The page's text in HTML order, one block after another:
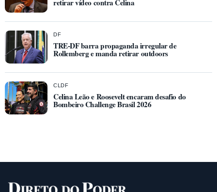
retirar vídeo contra Celina
DF
TRE-DF barra propaganda irregular de
Rollemberg e manda retirar outdoors
CLDF
Celina Leão e Roosevelt encaram desafio do
Bombeiro Challenge Brasil 2026